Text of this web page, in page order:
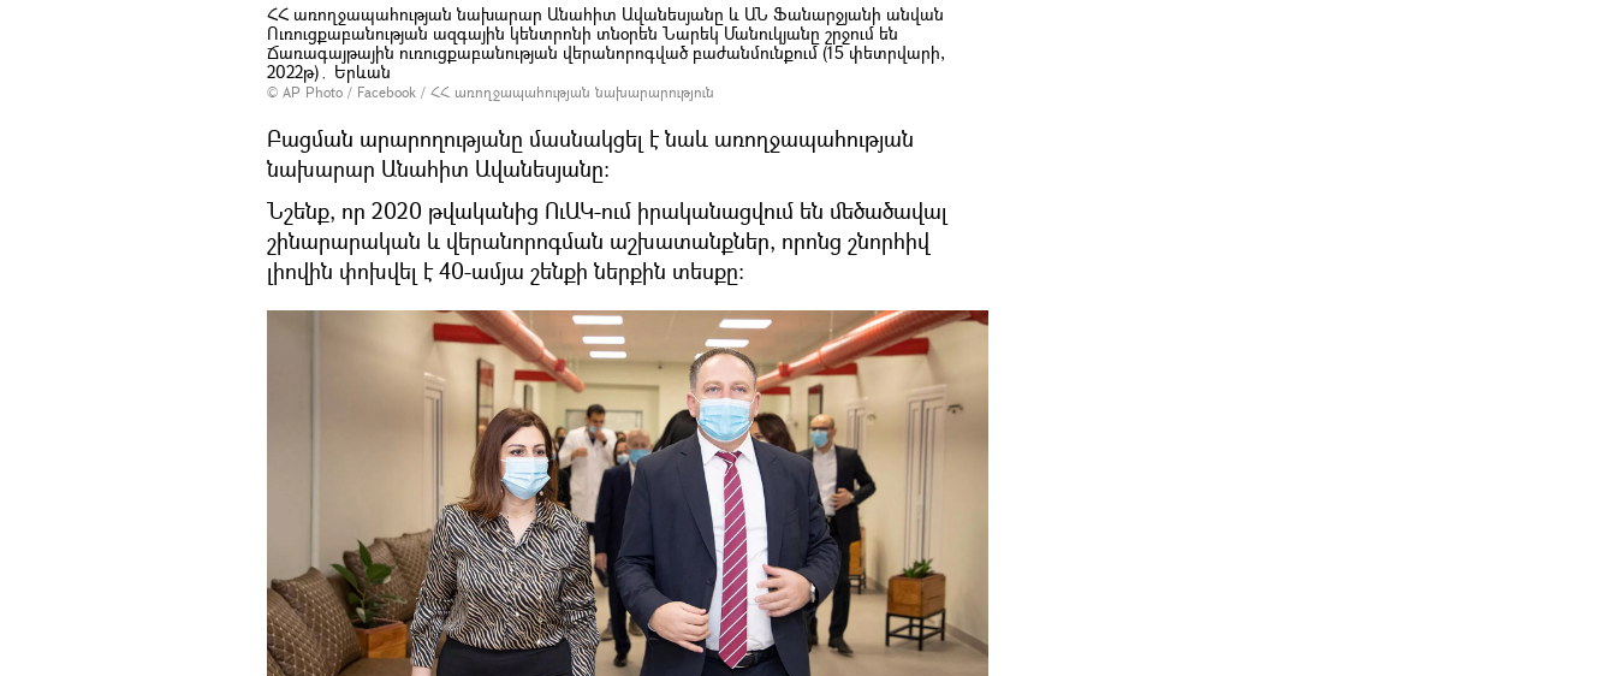
ՀՀ առողջապահության նախարար Անահիտ Ավանեսյանը և ԱՆ Ֆանարջյանի անվան
Ուռուցքաբանության ազգային կենտրոնի տնօրեն Նարեկ Մանուկյանը շրջում են
Ճառագայթային ուռուցքաբանության վերանորոգված բաժանմունքում (15 փետրվարի,
2022թ)․ Երևան
© AP Photo / Facebook / ՀՀ առողջապահության նախարարություն
Բացման արարողությանը մասնակցել է նաև առողջապահության
նախարար Անահիտ Ավանեսյանը։
Նշենք, որ 2020 թվականից ՈւԱԿ-ում իրականացվում են մեծածավալ
շինարարական և վերանորոգման աշխատանքներ, որոնց շնորհիվ
լիովին փոխվել է 40-ամյա շենքի ներքին տեսքը։